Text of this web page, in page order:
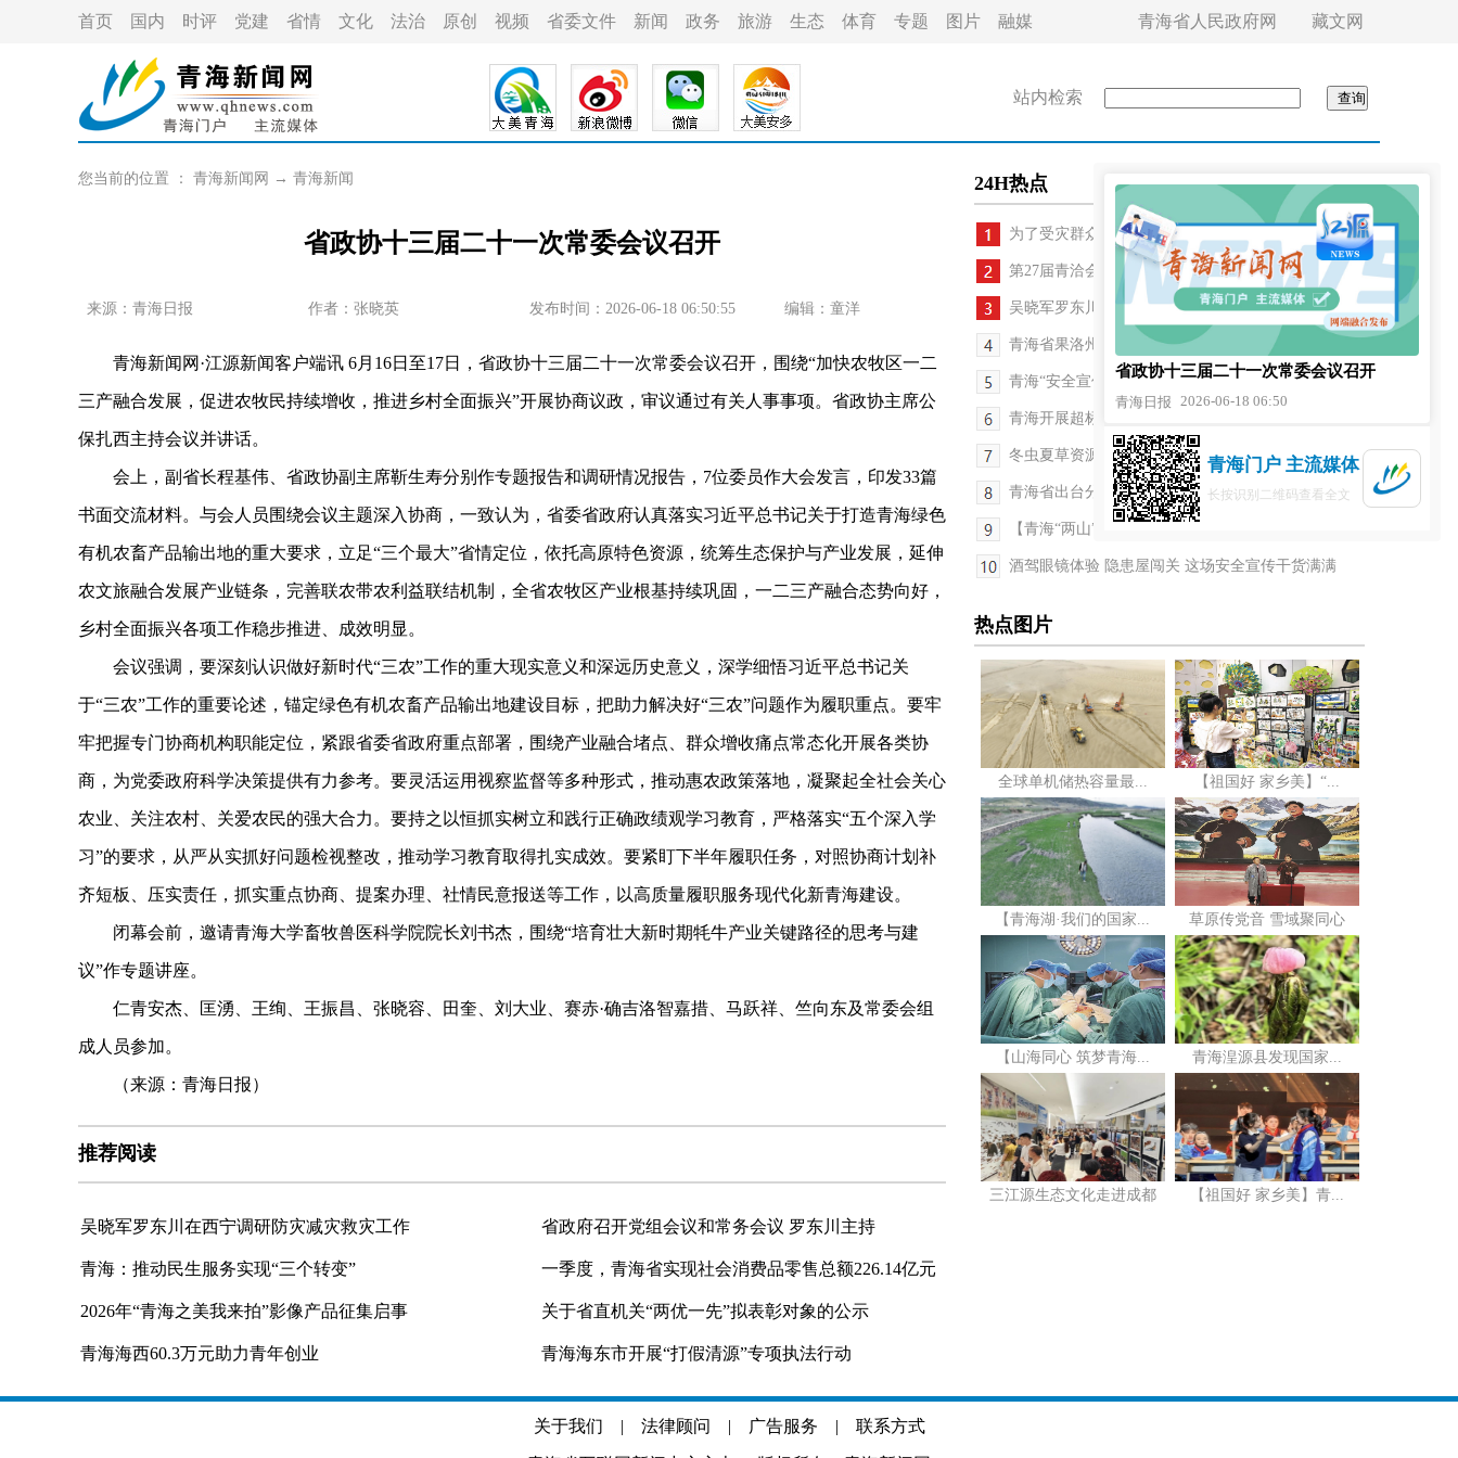
首页 国内 时评 党建 省情 文化 法治 原创 视频 省委文件 新闻 政务 旅游 生态 体育 专题 图片 融媒 青海省人民政府网 藏文网
站内检索
您当前的位置 ： 青海新闻网 → 青海新闻
省政协十三届二十一次常委会议召开
来源：青海日报 作者： 张晓英 发布时间：2026-06-18 06:50:55 编辑：童洋
青海新闻网·江源新闻客户端讯 6月16日至17日，省政协十三届二十一次常委会议召开，围绕“加快农牧区一二
三产融合发展，促进农牧民持续增收，推进乡村全面振兴”开展协商议政，审议通过有关人事事项。省政协主席公
保扎西主持会议并讲话。
会上，副省长程基伟、省政协副主席靳生寿分别作专题报告和调研情况报告，7位委员作大会发言，印发33篇
书面交流材料。与会人员围绕会议主题深入协商，一致认为，省委省政府认真落实习近平总书记关于打造青海绿色
有机农畜产品输出地的重大要求，立足“三个最大”省情定位，依托高原特色资源，统筹生态保护与产业发展，延伸
农文旅融合发展产业链条，完善联农带农利益联结机制，全省农牧区产业根基持续巩固，一二三产融合态势向好，
乡村全面振兴各项工作稳步推进、成效明显。
会议强调，要深刻认识做好新时代“三农”工作的重大现实意义和深远历史意义，深学细悟习近平总书记关
于“三农”工作的重要论述，锚定绿色有机农畜产品输出地建设目标，把助力解决好“三农”问题作为履职重点。要牢
牢把握专门协商机构职能定位，紧跟省委省政府重点部署，围绕产业融合堵点、群众增收痛点常态化开展各类协
商，为党委政府科学决策提供有力参考。要灵活运用视察监督等多种形式，推动惠农政策落地，凝聚起全社会关心
农业、关注农村、关爱农民的强大合力。要持之以恒抓实树立和践行正确政绩观学习教育，严格落实“五个深入学
习”的要求，从严从实抓好问题检视整改，推动学习教育取得扎实成效。要紧盯下半年履职任务，对照协商计划补
齐短板、压实责任，抓实重点协商、提案办理、社情民意报送等工作，以高质量履职服务现代化新青海建设。
闭幕会前，邀请青海大学畜牧兽医科学院院长刘书杰，围绕“培育壮大新时期牦牛产业关键路径的思考与建
议”作专题讲座。
仁青安杰、匡湧、王绚、王振昌、张晓容、田奎、刘大业、赛赤·确吉洛智嘉措、马跃祥、竺向东及常委会组
成人员参加。
（来源：青海日报）
推荐阅读
吴晓军罗东川在西宁调研防灾减灾救灾工作 省政府召开党组会议和常务会议 罗东川主持
青海：推动民生服务实现“三个转变” 一季度，青海省实现社会消费品零售总额226.14亿元
2026年“青海之美我来拍”影像产品征集启事 关于省直机关“两优一先”拟表彰对象的公示
青海海西60.3万元助力青年创业 青海海东市开展“打假清源”专项执法行动
24H热点
为了受灾群众的平安与温暖——大柴旦震区见闻
第27届青洽会新闻发布会在北京召开
吴晓军罗东川视频调度并赴大柴旦现场指导抗震救灾...
青海省果洛州：“一域一特色”持续提升基层治理效能
青海“安全宣传咨询日”主场活动在格尔木市举行
青海开展超标洪水联合应急监测演练
冬虫夏草资源保护与产业发展座谈会在玉树州召开
青海省出台分层分类救助帮扶政策清单
【青海“两山”答卷】擦亮三块金字招牌 龙羊小镇开...
酒驾眼镜体验 隐患屋闯关 这场安全宣传干货满满
热点图片
全球单机储热容量最... 【祖国好 家乡美】“...
【青海湖·我们的国家... 草原传党音 雪域聚同心
【山海同心 筑梦青海... 青海湟源县发现国家...
三江源生态文化走进成都 【祖国好 家乡美】青...
关于我们 | 法律顾问 | 广告服务 | 联系方式
省政协十三届二十一次常委会议召开
青海日报 2026-06-18 06:50
青海门户 主流媒体
长按识别二维码查看全文